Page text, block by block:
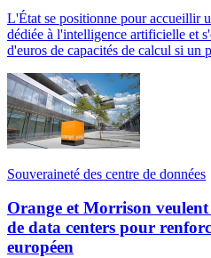
L'État se positionne pour accueillir
dédiée à l'intelligence artificielle et
d'euros de capacités de calcul si un
Souveraineté des centre de données
Orange et Morrison
de data centers pour
européen